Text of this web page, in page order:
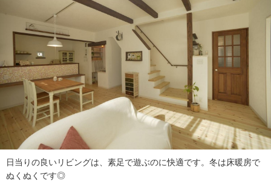
日当りの良いリビングは、素足で遊ぶのに快適です。冬は床暖房で
ぬくぬくです◎